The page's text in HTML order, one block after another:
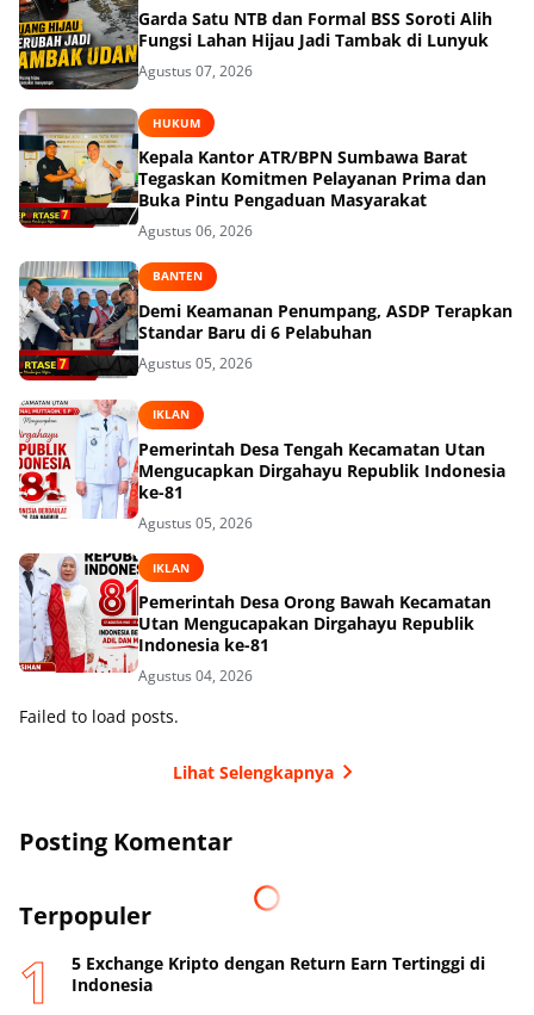
Garda Satu NTB dan Formal BSS Soroti Alih
Fungsi Lahan Hijau Jadi Tambak di Lunyuk
Agustus 07, 2026
HUKUM
Kepala Kantor ATR/BPN Sumbawa Barat
Tegaskan Komitmen Pelayanan Prima dan
Buka Pintu Pengaduan Masyarakat
Agustus 06, 2026
BANTEN
Demi Keamanan Penumpang, ASDP Terapkan
Standar Baru di 6 Pelabuhan
Agustus 05, 2026
IKLAN
Pemerintah Desa Tengah Kecamatan Utan
Mengucapkan Dirgahayu Republik Indonesia
ke-81
Agustus 05, 2026
IKLAN
Pemerintah Desa Orong Bawah Kecamatan
Utan Mengucapakan Dirgahayu Republik
Indonesia ke-81
Agustus 04, 2026
Failed to load posts.
Lihat Selengkapnya
Posting Komentar
Terpopuler
5 Exchange Kripto dengan Return Earn Tertinggi di
Indonesia